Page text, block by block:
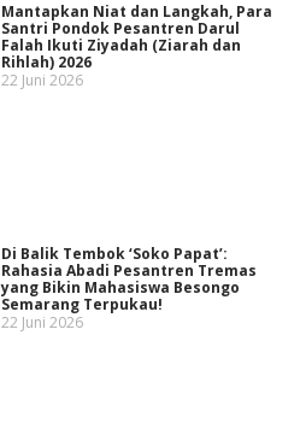
Mantapkan Niat dan Langkah, Para
Santri Pondok Pesantren Darul
Falah Ikuti Ziyadah (Ziarah dan
Rihlah) 2026
22 Juni 2026
Di Balik Tembok ‘Soko Papat’:
Rahasia Abadi Pesantren Tremas
yang Bikin Mahasiswa Besongo
Semarang Terpukau!
22 Juni 2026